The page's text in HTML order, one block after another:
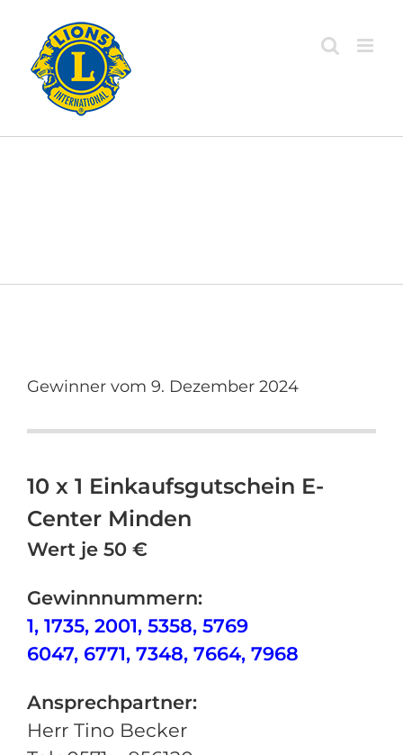
springen
Gewinner vom 9. Dezember 2024
10 x 1 Einkaufsgutschein E-
Center Minden
Wert je 50 €
Gewinnnummern:
1, 1735, 2001, 5358, 5769
6047, 6771, 7348, 7664, 7968
Ansprechpartner:
Herr Tino Becker